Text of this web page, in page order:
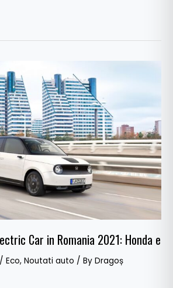
Car in Romania 2021: Honda e
/ Eco, Noutati auto / By Dragoș